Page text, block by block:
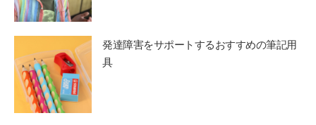
発達障害をサポートするおすすめの筆記用
具